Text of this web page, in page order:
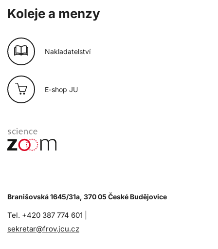
Koleje a menzy
Nakladatelství
E-shop JU
Branišovská 1645/31a, 370 05 České Budějovice
Tel. +420 387 774 601 |
sekretar@frov.jcu.cz